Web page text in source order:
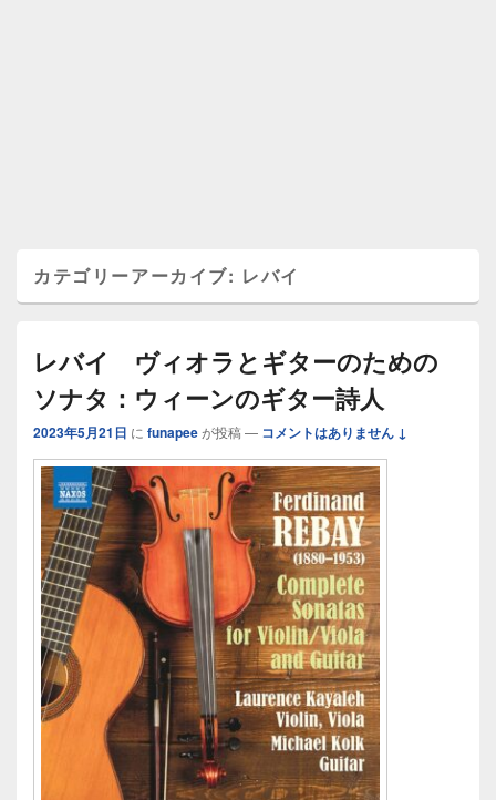
カテゴリーアーカイブ: レバイ
レバイ ヴィオラとギターのための
ソナタ：ウィーンのギター詩人
2023年5月21日 に funapeeが投稿 — コメントはありません ↓